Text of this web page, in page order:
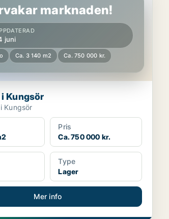
marknaden!
juni
Ca. 3 140 m2 Ca. 750 000 kr.
Kungsör
Kungsör
Pris
Ca. 750 000 kr.
Type
Lager
Mer info